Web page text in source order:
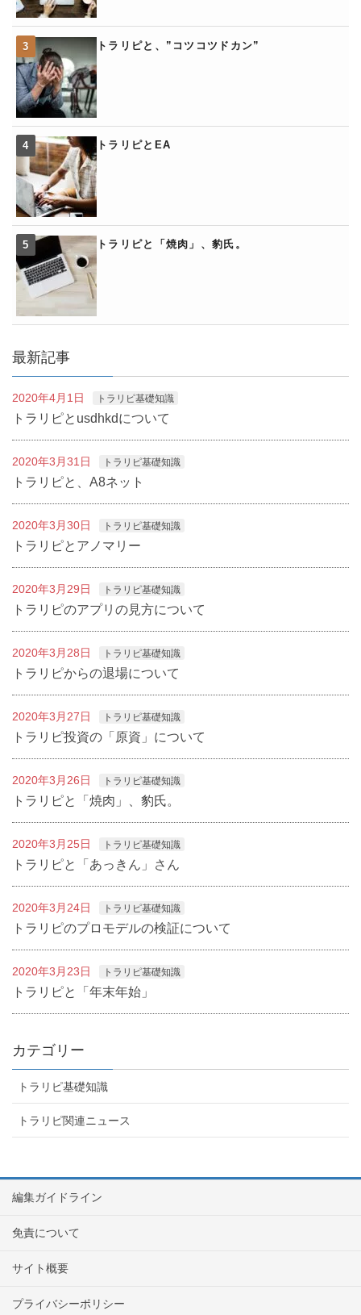
トラリピと、”コツコツドカン”
トラリピとEA
トラリピと「焼肉」、豹氏。
最新記事
2020年4月1日 トラリピ基礎知識
トラリピとusdhkdについて
2020年3月31日 トラリピ基礎知識
トラリピと、A8ネット
2020年3月30日 トラリピ基礎知識
トラリピとアノマリー
2020年3月29日 トラリピ基礎知識
トラリピのアプリの見方について
2020年3月28日 トラリピ基礎知識
トラリピからの退場について
2020年3月27日 トラリピ基礎知識
トラリピ投資の「原資」について
2020年3月26日 トラリピ基礎知識
トラリピと「焼肉」、豹氏。
2020年3月25日 トラリピ基礎知識
トラリピと「あっきん」さん
2020年3月24日 トラリピ基礎知識
トラリピのプロモデルの検証について
2020年3月23日 トラリピ基礎知識
トラリピと「年末年始」
カテゴリー
トラリピ基礎知識
トラリピ関連ニュース
編集ガイドライン
免責について
サイト概要
プライバシーポリシー